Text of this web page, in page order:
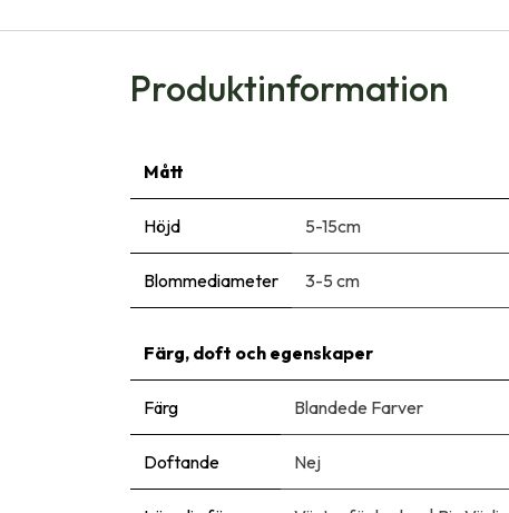
Produktinformation
Mått
Höjd 5-15cm
Blommediameter 3-5 cm
Färg, doft och egenskaper
Färg Blandede Farver
Doftande Nej